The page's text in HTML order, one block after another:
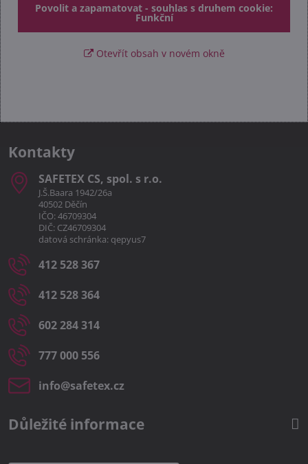
Povolit a zapamatovat - souhlas s druhem cookie:
Funkční
Otevřít obsah v novém okně
Kontakty
SAFETEX CS, spol​. s r​.o​.
J.Š.Baara 1942/26a
40502 Děčín
IČO: 46709304
DIČ: CZ46709304
datová schránka: qepyus7
412 528 367
412 528 364
602 284 314
777 000 556
info​@safetex​.cz
Důležité informace